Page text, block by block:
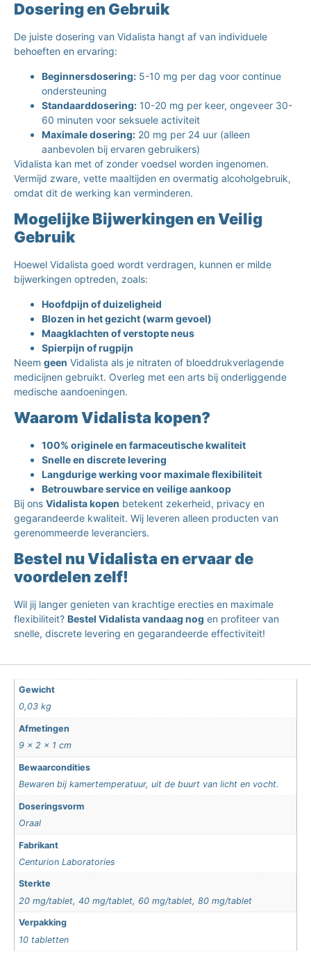
Dosering en Gebruik
De juiste dosering van Vidalista hangt af van individuele
behoeften en ervaring:
Beginnersdosering: 5-10 mg per dag voor continue
ondersteuning
Standaarddosering: 10-20 mg per keer, ongeveer 30-
60 minuten voor seksuele activiteit
Maximale dosering: 20 mg per 24 uur (alleen
aanbevolen bij ervaren gebruikers)
Vidalista kan met of zonder voedsel worden ingenomen.
Vermijd zware, vette maaltijden en overmatig alcoholgebruik,
omdat dit de werking kan verminderen.
Mogelijke Bijwerkingen en Veilig
Gebruik
Hoewel Vidalista goed wordt verdragen, kunnen er milde
bijwerkingen optreden, zoals:
Hoofdpijn of duizeligheid
Blozen in het gezicht (warm gevoel)
Maagklachten of verstopte neus
Spierpijn of rugpijn
Neem geen Vidalista als je nitraten of bloeddrukverlagende
medicijnen gebruikt. Overleg met een arts bij onderliggende
medische aandoeningen.
Waarom Vidalista kopen?
100% originele en farmaceutische kwaliteit
Snelle en discrete levering
Langdurige werking voor maximale flexibiliteit
Betrouwbare service en veilige aankoop
Bij ons Vidalista kopen betekent zekerheid, privacy en
gegarandeerde kwaliteit. Wij leveren alleen producten van
gerenommeerde leveranciers.
Bestel nu Vidalista en ervaar de
voordelen zelf!
Wil jij langer genieten van krachtige erecties en maximale
flexibiliteit? Bestel Vidalista vandaag nog en profiteer van
snelle, discrete levering en gegarandeerde effectiviteit!
Gewicht
0,03 kg
Afmetingen
9 × 2 × 1 cm
Bewaarcondities
Bewaren bij kamertemperatuur, uit de buurt van licht en vocht.
Doseringsvorm
Oraal
Fabrikant
Centurion Laboratories
Sterkte
20 mg/tablet, 40 mg/tablet, 60 mg/tablet, 80 mg/tablet
Verpakking
10 tabletten